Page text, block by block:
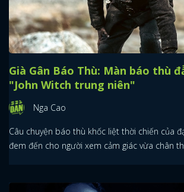
Già Gân Báo Thù: Màn báo thù
"John Witch trung niên"
Nga Cao
Câu chuyện báo thù khốc liệt thời chiến của
đem đến cho người xem cảm giác vừa chân